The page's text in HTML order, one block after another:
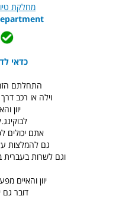
מחלקת
כדאי
התחלתם
וילה או רכב
יוון
אתם יכולים
גם להמלצות
וגם לשרות בעברית
יוון והאיים
דובר גם